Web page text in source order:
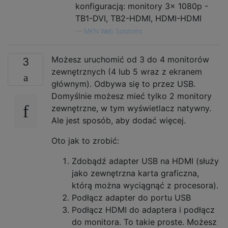
konfiguracją: monitory 3x 1080p -
TB1-DVI, TB2-HDMI, HDMI-HDMI
MKN Web Solutions
3
Możesz uruchomić od 3 do 4 monitorów
zewnętrznych (4 lub 5 wraz z ekranem
głównym). Odbywa się to przez USB.
Domyślnie możesz mieć tylko 2 monitory
zewnętrzne, w tym wyświetlacz natywny.
Ale jest sposób, aby dodać więcej.
Oto jak to zrobić:
Zdobądź adapter USB na HDMI (służy
jako zewnętrzna karta graficzna,
którą można wyciągnąć z procesora).
Podłącz adapter do portu USB
Podłącz HDMI do adaptera i podłącz
do monitora. To takie proste. Możesz